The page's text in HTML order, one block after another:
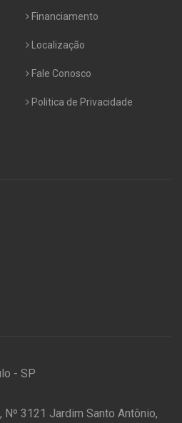
Financiamento
Localização
Fale Conosco
Politica de Privacidade
- SP
3121 Jardim Santo Antônio,